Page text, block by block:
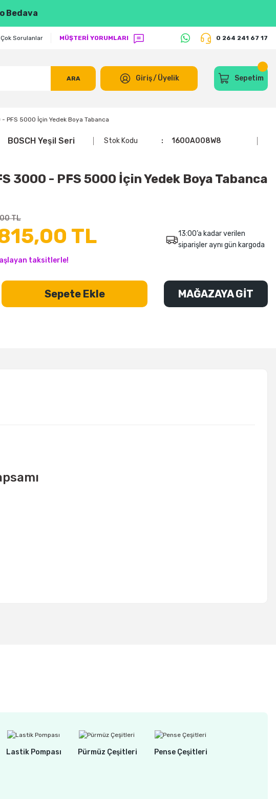
Bedava
Çok Sorulanlar MÜŞTERİ YORUMLARI 0 264 241 67 17
ARA Giriş/Üyelik Sepetim
- PFS 5000 İçin Yedek Boya Tabanca
BOSCH Yeşil Seri Stok Kodu
1600A008W8
3000 - PFS 5000 İçin Yedek Boya Tabanca
TL
TL
taksitlerle!
13:00’a kadar verilen
siparişler aynı gün kargoda
Sepete Ekle MAĞAZAYA GİT
Lastik Pompası Pürmüz Çeşitleri Pense Çeşitleri